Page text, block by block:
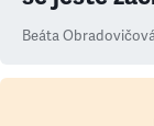
Beáta